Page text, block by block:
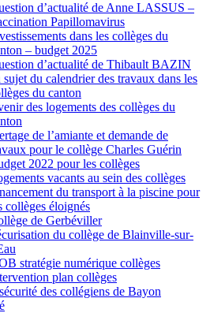
d’actualité de Anne LASSUS –
Papillomavirus
dans les collèges du
– budget 2025
d’actualité de Thibault BAZIN
sujet du calendrier des travaux dans les
du canton
des logements des collèges du
de l’amiante et demande de
pour le collège Charles Guérin
2022 pour les collèges
vacants au sein des collèges
du transport à la piscine pour
collèges éloignés
de Gerbéviller
du collège de Blainville-sur-
stratégie numérique collèges
plan collèges
des collégiens de Bayon